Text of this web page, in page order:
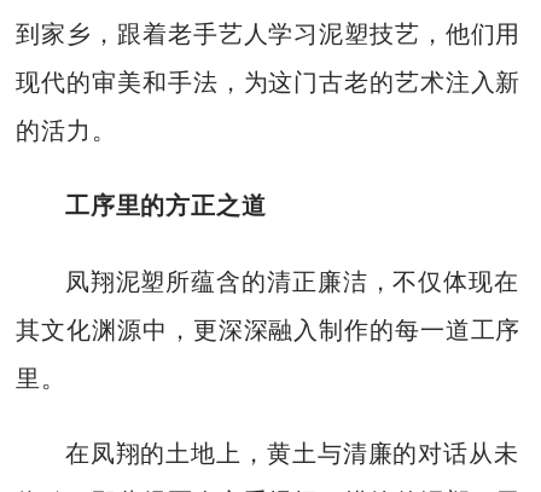
到家乡，跟着老手艺人学习泥塑技艺，他们用
现代的审美和手法，为这门古老的艺术注入新
的活力。
工序里的方正之道
凤翔泥塑所蕴含的清正廉洁，不仅体现在
其文化渊源中，更深深融入制作的每一道工序
里。
在凤翔的土地上，黄土与清廉的对话从未